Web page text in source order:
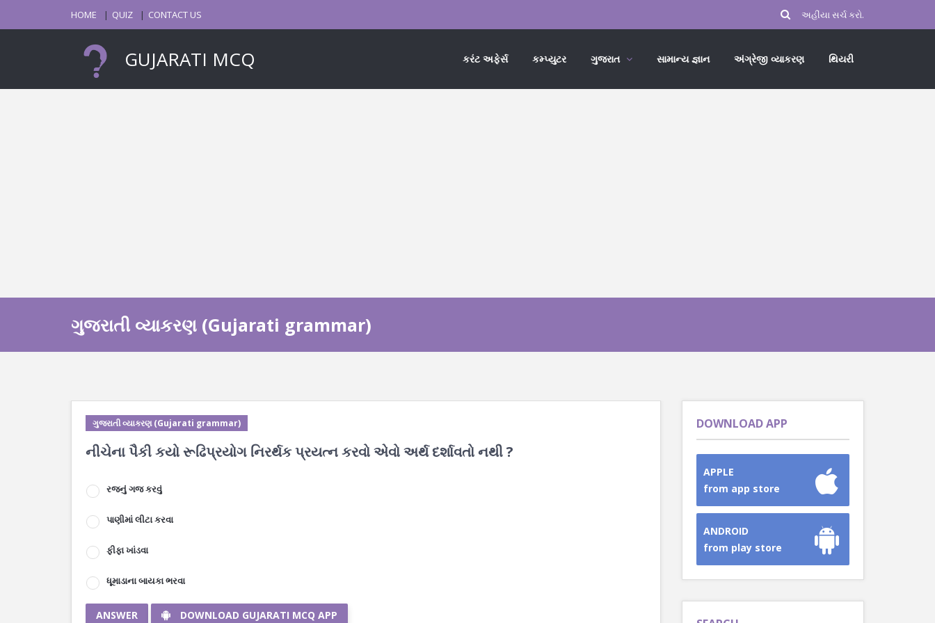
HOME QUIZ CONTACT US
GUJARATI MCQ કરંટ અફેર્સ કમ્પ્યુટર ગુજરાત સામાન્ય જ્ઞાન અંગ્રેજી વ્યાકરણ થિયરી
ગુજરાતી વ્યાકરણ (Gujarati grammar)
ગુજરાતી વ્યાકરણ (Gujarati grammar)
નીચેના પૈકી કયો રૂઢિપ્રયોગ નિરર્થક પ્રયત્ન કરવો એવો અર્થ દર્શાવતો નથી ?
રજનું ગજ કરવું
પાણીમાં લીટા કરવા
ફીફા ખાંડવા
ધૂમાડાના બાયકા ભરવા
ANSWER DOWNLOAD GUJARATI MCQ APP
DOWNLOAD APP
APPLE
from app store
ANDROID
from play store